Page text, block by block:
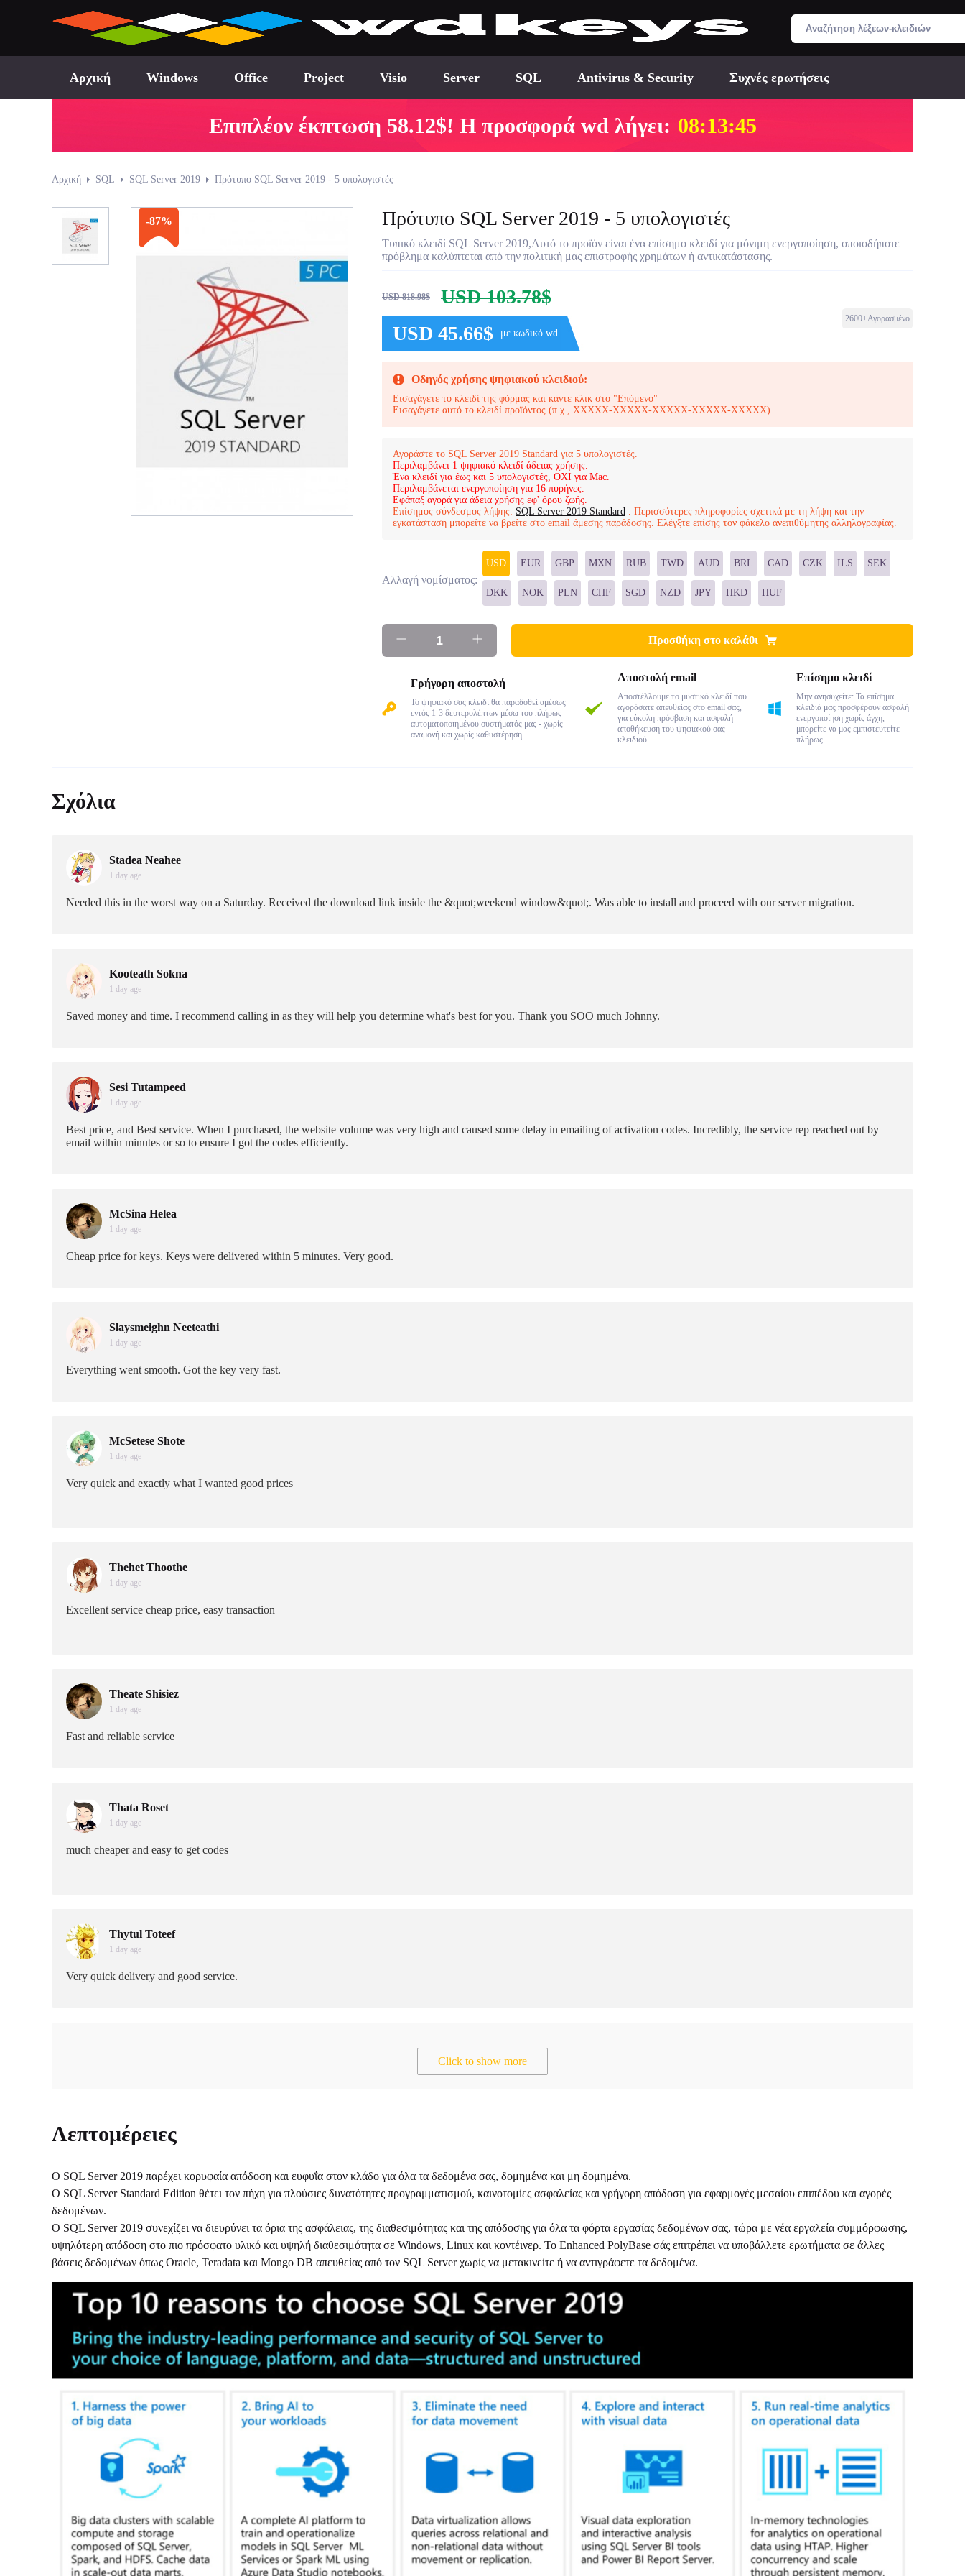
Αρχική Windows Office Project Visio Server SQL Antivirus & Security Συχνές ερωτήσεις
Επιπλέον έκπτωση 58.12$! Η προσφορά wd λήγει: 08:13:44
Αρχική SQL SQL Server 2019 Πρότυπο SQL Server 2019 - 5 υπολογιστές
-87% Πρότυπο SQL Server 2019 - 5 υπολογιστές
Τυπικό κλειδί SQL Server 2019,Αυτό το προϊόν είναι ένα επίσημο κλειδί για μόνιμη ενεργοποίηση, οποιοδήποτε
πρόβλημα καλύπτεται από την πολιτική μας επιστροφής χρημάτων ή αντικατάστασης.
USD 818.98$
USD 103.78$
USD 45.66$
με κωδικό wd
2600+Αγορασμένο
Οδηγός χρήσης ψηφιακού κλειδιού:
Εισαγάγετε το κλειδί της φόρμας και κάντε κλικ στο "Επόμενο"
Εισαγάγετε αυτό το κλειδί προϊόντος (π.χ., XXXXX-XXXXX-XXXXX-XXXXX-XXXXX)
Αγοράστε το SQL Server 2019 Standard για 5 υπολογιστές.
Περιλαμβάνει 1 ψηφιακό κλειδί άδειας χρήσης.
Ένα κλειδί για έως και 5 υπολογιστές, ΟΧΙ για Mac.
Περιλαμβάνεται ενεργοποίηση για 16 πυρήνες.
Εφάπαξ αγορά για άδεια χρήσης εφ' όρου ζωής.
Επίσημος σύνδεσμος λήψης: SQL Server 2019 Standard . Περισσότερες πληροφορίες σχετικά με τη λήψη και την
εγκατάσταση μπορείτε να βρείτε στο email άμεσης παράδοσης. Ελέγξτε επίσης τον φάκελο ανεπιθύμητης αλληλογραφίας.
Αλλαγή νομίσματος:
USD EUR GBP MXN RUB TWD AUD BRL CAD CZK ILS SEK
DKK NOK PLN CHF SGD NZD JPY HKD HUF
Προσθήκη στο καλάθι
Γρήγορη αποστολή
Το ψηφιακό σας κλειδί θα παραδοθεί αμέσως
εντός 1-3 δευτερολέπτων μέσω του πλήρως
αυτοματοποιημένου συστήματός μας - χωρίς
αναμονή και χωρίς καθυστέρηση.
Αποστολή email
Αποστέλλουμε το μυστικό κλειδί που
αγοράσατε απευθείας στο email σας,
για εύκολη πρόσβαση και ασφαλή
αποθήκευση του ψηφιακού σας
κλειδιού.
Επίσημο κλειδί
Μην ανησυχείτε: Τα επίσημα
κλειδιά μας προσφέρουν ασφαλή
ενεργοποίηση χωρίς άγχη,
μπορείτε να μας εμπιστευτείτε
πλήρως.
Σχόλια
Stadea Neahee
1 day age
Needed this in the worst way on a Saturday. Received the download link inside the &quot;weekend window&quot;. Was able to install and proceed with our server migration.
Kooteath Sokna
1 day age
Saved money and time. I recommend calling in as they will help you determine what's best for you. Thank you SOO much Johnny.
Sesi Tutampeed
1 day age
Best price, and Best service. When I purchased, the website volume was very high and caused some delay in emailing of activation codes. Incredibly, the service rep reached out by
email within minutes or so to ensure I got the codes efficiently.
McSina Helea
1 day age
Cheap price for keys. Keys were delivered within 5 minutes. Very good.
Slaysmeighn Neeteathi
1 day age
Everything went smooth. Got the key very fast.
McSetese Shote
1 day age
Very quick and exactly what I wanted good prices
Thehet Thoothe
1 day age
Excellent service cheap price, easy transaction
Theate Shisiez
1 day age
Fast and reliable service
Thata Roset
1 day age
much cheaper and easy to get codes
Thytul Toteef
1 day age
Very quick delivery and good service.
Click to show more
Λεπτομέρειες
Ο SQL Server 2019 παρέχει κορυφαία απόδοση και ευφυΐα στον κλάδο για όλα τα δεδομένα σας, δομημένα και μη δομημένα.
Ο SQL Server Standard Edition θέτει τον πήχη για πλούσιες δυνατότητες προγραμματισμού, καινοτομίες ασφαλείας και γρήγορη απόδοση για εφαρμογές μεσαίου επιπέδου και αγορές
δεδομένων.
Ο SQL Server 2019 συνεχίζει να διευρύνει τα όρια της ασφάλειας, της διαθεσιμότητας και της απόδοσης για όλα τα φόρτα εργασίας δεδομένων σας, τώρα με νέα εργαλεία συμμόρφωσης,
υψηλότερη απόδοση στο πιο πρόσφατο υλικό και υψηλή διαθεσιμότητα σε Windows, Linux και κοντέινερ. Το Enhanced PolyBase σάς επιτρέπει να υποβάλλετε ερωτήματα σε άλλες
βάσεις δεδομένων όπως Oracle, Teradata και Mongo DB απευθείας από τον SQL Server χωρίς να μετακινείτε ή να αντιγράφετε τα δεδομένα.